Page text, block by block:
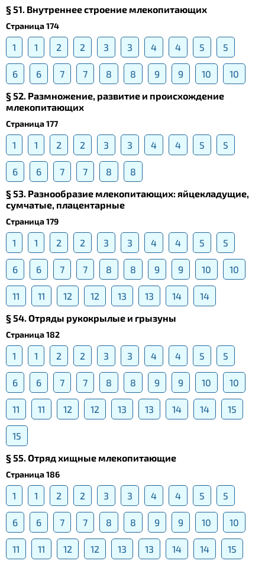
§ 51. Внутреннее строение млекопитающих
Страница 174
1 1 2 2 3 3 4 4 5 5
6 6 7 7 8 8 9 9 10
10
§ 52. Размножение, развитие и происхождение
млекопитающих
Страница 177
1 1 2 2 3 3 4 4 5 5
6 6 7 7 8
8
§ 53. Разнообразие млекопитающих: яйцекладущие,
сумчатые, плацентарные
Страница 179
1 1 2 2 3 3 4 4 5 5
6 6 7 7 8 8 9 9 10 10
11 11 12 12 13 13 14
14
§ 54. Отряды рукокрылые и грызуны
Страница 182
1 1 2 2 3 3 4 4 5 5
6 6 7 7 8 8 9 9 10 10
11 11 12 12 13 13 14 14 15
15
§ 55. Отряд хищные млекопитающие
Страница 186
1 1 2 2 3 3 4 4 5 5
6 6 7 7 8 8 9 9 10 10
11 11 12 12 13 13 14 14 15